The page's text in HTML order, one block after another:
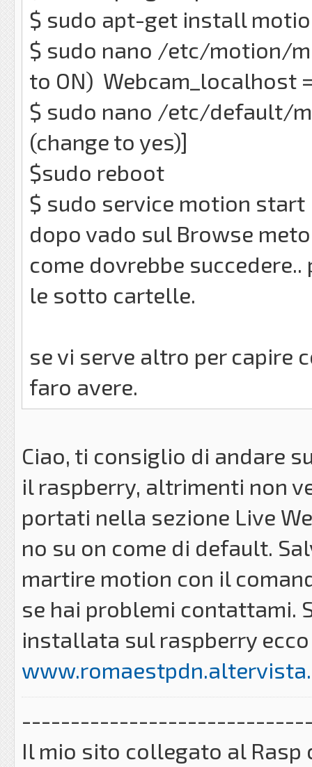
$ sudo apt-get install
$ sudo nano /etc/motion/
to ON) Webcam_localhost
$ sudo nano /etc/default/
(change to yes)]
$sudo reboot
$ sudo service motion start
dopo vado sul Browse
come dovrebbe
le sotto cartelle.
se vi serve altro per capire
faro avere.
Ciao, ti consiglio di andare
il raspberry, altrimenti non
portati nella sezione Live
no su on come di default.
martire motion con il
se hai problemi contattami.
installata sul raspberry
Il mio sito collegato al Rasp